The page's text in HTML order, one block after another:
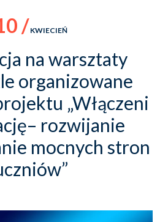
/ KWIECIEŃ
na warsztaty
organizowane
„Włączeni
rozwijanie
mocnych stron